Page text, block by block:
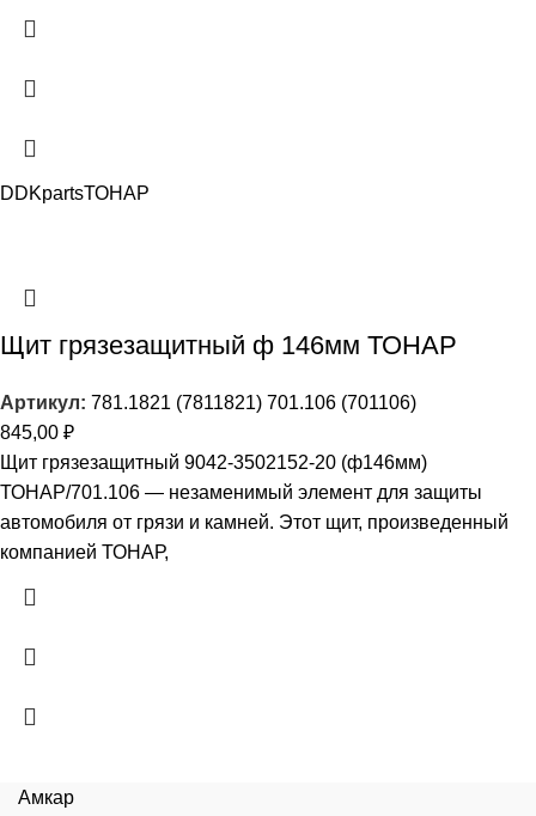
DDKpartsТОНАР
Щит грязезащитный ф 146мм ТОНАР
Артикул: 781.1821 (7811821) 701.106 (701106)
845,00 ₽
Щит грязезащитный 9042-3502152-20 (ф146мм)
ТОНАР/701.106 — незаменимый элемент для защиты
автомобиля от грязи и камней. Этот щит, произведенный
компанией ТОНАР,
Амкар